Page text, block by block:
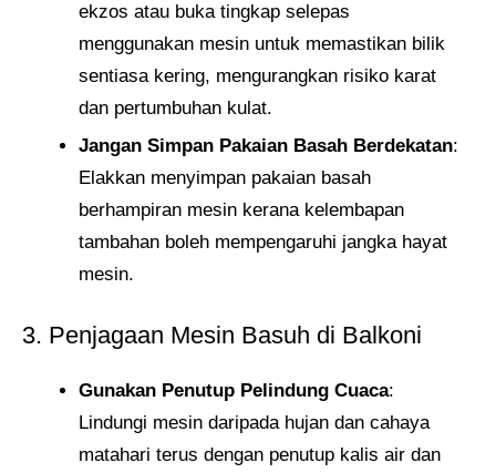
ekzos atau buka tingkap selepas
menggunakan mesin untuk memastikan bilik
sentiasa kering, mengurangkan risiko karat
dan pertumbuhan kulat.
Jangan Simpan Pakaian Basah Berdekatan:
Elakkan menyimpan pakaian basah
berhampiran mesin kerana kelembapan
tambahan boleh mempengaruhi jangka hayat
mesin.
3. Penjagaan Mesin Basuh di Balkoni
Gunakan Penutup Pelindung Cuaca:
Lindungi mesin daripada hujan dan cahaya
matahari terus dengan penutup kalis air dan